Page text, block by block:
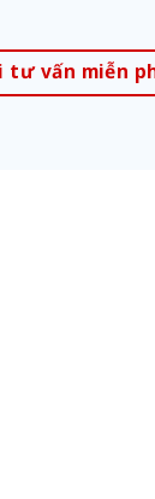
tư vấn miễn